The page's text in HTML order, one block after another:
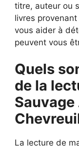
titre, auteur ou
livres
vous aider à
peuvent vous
Quels
de la
Sauvage
La lecture de